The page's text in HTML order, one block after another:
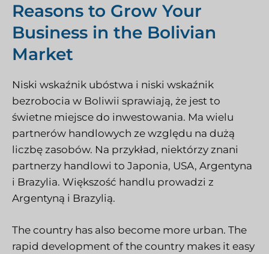
Reasons to Grow Your
Business in the Bolivian
Market
Niski wskaźnik ubóstwa i niski wskaźnik
bezrobocia w Boliwii sprawiają, że jest to
świetne miejsce do inwestowania. Ma wielu
partnerów handlowych ze względu na dużą
liczbę zasobów. Na przykład, niektórzy znani
partnerzy handlowi to Japonia, USA, Argentyna
i Brazylia. Większość handlu prowadzi z
Argentyną i Brazylią.
The country has also become more urban. The
rapid development of the country makes it easy